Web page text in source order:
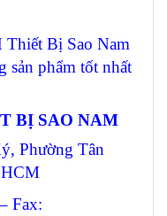
Bị Sao Nam
sản phẩm tốt nhất
BỊ SAO NAM
Phường Tân
Fax: